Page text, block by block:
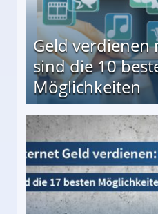
Geld verdienen
sind die 10
Möglichkeiten
besten Möglichkeiten